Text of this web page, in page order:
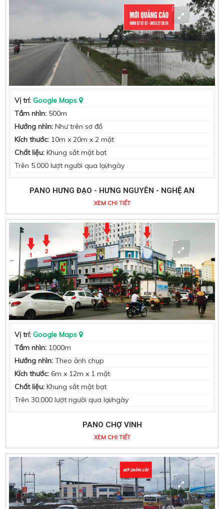
Vị trí: Google Maps
Tầm nhìn: 500m
Hướng nhìn: Như trên sơ đồ
Kích thước: 10m x 20m x 2 mặt
Chất liệu: Khung sắt mặt bạt
Trên 5.000 lượt người qua lại/ngày
PANO HƯNG ĐẠO - HƯNG NGUYÊN - NGHỆ AN
XEM CHI TIẾT
Vị trí: Google Maps
Tầm nhìn: 1000m
Hướng nhìn: Theo ảnh chụp
Kích thước: 6m x 12m x 1 mặt
Chất liệu: Khung sắt mặt bạt
Trên 30.000 lượt người qua lại/ngày
PANO CHỢ VINH
XEM CHI TIẾT